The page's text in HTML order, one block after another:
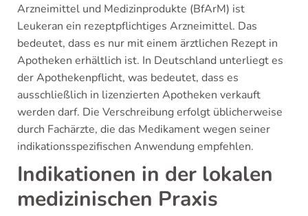
Arzneimittel und Medizinprodukte (BfArM) ist
Leukeran ein rezeptpflichtiges Arzneimittel. Das
bedeutet, dass es nur mit einem ärztlichen Rezept in
Apotheken erhältlich ist. In Deutschland unterliegt es
der Apothekenpflicht, was bedeutet, dass es
ausschließlich in lizenzierten Apotheken verkauft
werden darf. Die Verschreibung erfolgt üblicherweise
durch Fachärzte, die das Medikament wegen seiner
indikationsspezifischen Anwendung empfehlen.
Indikationen in der lokalen
medizinischen Praxis